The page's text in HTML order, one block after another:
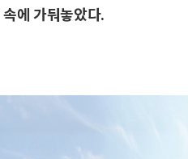
에 가둬놓았다.